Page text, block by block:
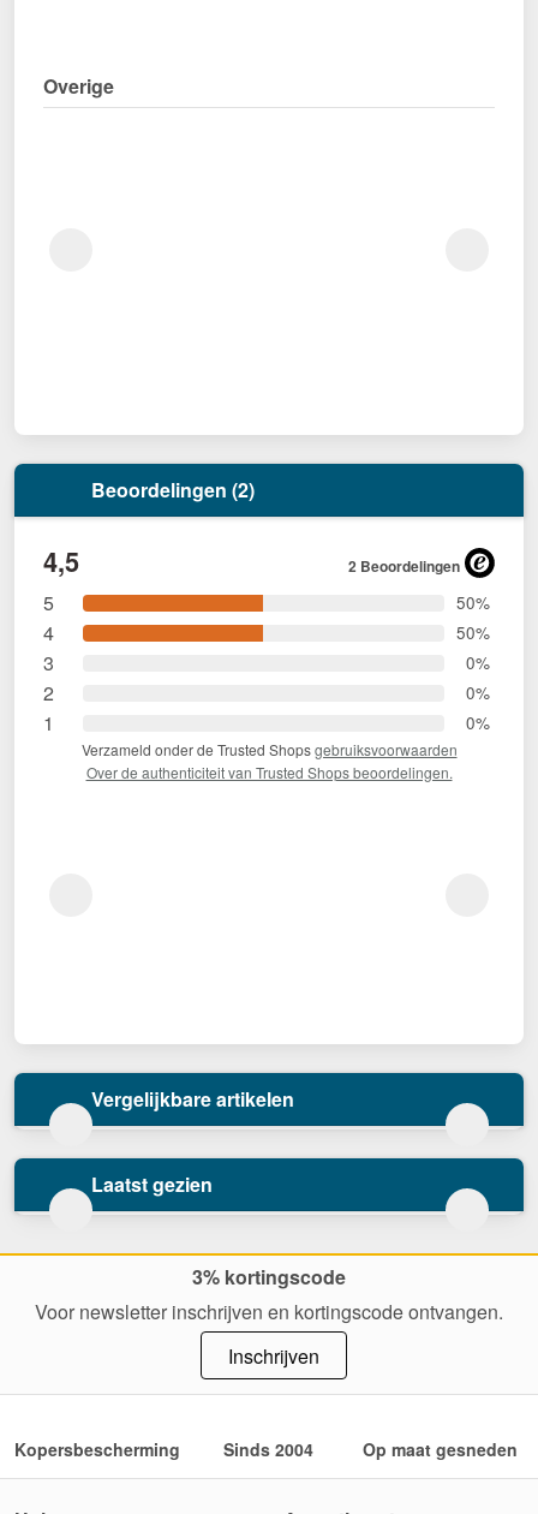
Overige
Beoordelingen (2)
4,5 2 Beoordelingen
5 50%
4 50%
3 0%
2 0%
1 0%
Verzameld onder de Trusted Shopsgebruiksvoorwaarden
Over de authenticiteit van Trusted Shops beoordelingen.
Vergelijkbare artikelen
Laatst gezien
3% kortingscode
Voor newsletter inschrijven en kortingscode ontvangen.
Inschrijven
Kopersbescherming Sinds 2004 Op maat gesneden